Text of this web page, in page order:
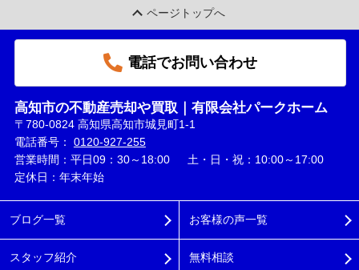
ページトップへ
電話でお問い合わせ
高知市の不動産売却や買取｜有限会社パークホーム
〒780-0824 高知県高知市城見町1-1
電話番号： 0120-927-255
営業時間：平日09：30～18:00 土・日・祝：10:00～17:00
定休日：年末年始
ブログ一覧
スタッフ紹介
お客様の声一覧
無料相談